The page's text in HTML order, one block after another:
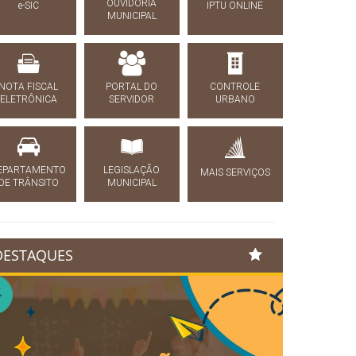
e-SIC
OUVIDORIA
MUNICIPAL
IPTU ONLINE
FISCAL
ELETRÔNICA
PORTAL DO
SERVIDOR
CONTROLE
URBANO
TRÂNSITO
LEGISLAÇÃO
MUNICIPAL
MAIS SERVIÇOS